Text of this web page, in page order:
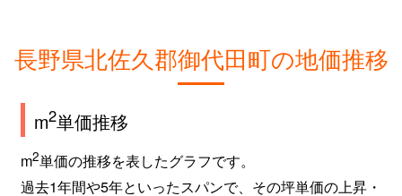
長野県北佐久郡御代田町の地価推移
m2単価推移
m2単価の推移を表したグラフです。
過去1年間や5年といったスパンで、その坪単価の上昇・